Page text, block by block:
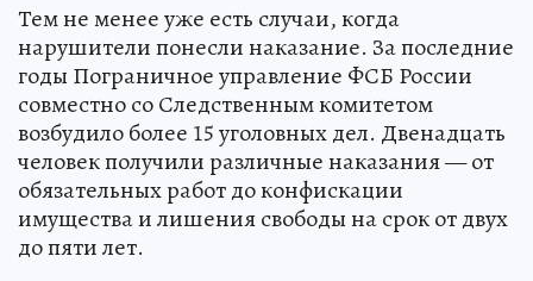
Тем не менее уже есть случаи, когда
нарушители понесли наказание. За последние
годы Пограничное управление ФСБ России
совместно со Следственным комитетом
возбудило более 15 уголовных дел. Двенадцать
человек получили различные наказания — от
обязательных работ до конфискации
имущества и лишения свободы на срок от двух
до пяти лет.